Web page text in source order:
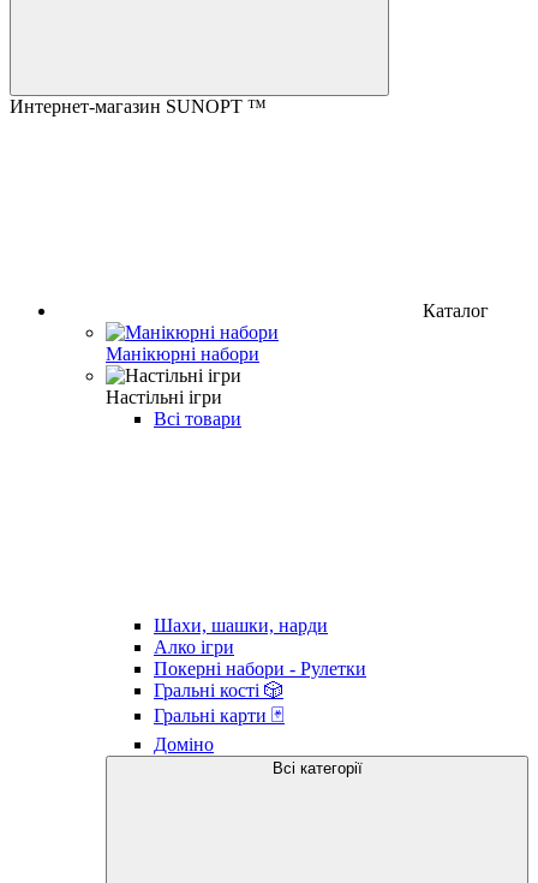
Интернет-магазин SUNOPT ™
Каталог
Манікюрні набори
Настільні ігри
Всі товари
Шахи, шашки, нарди
Алко ігри
Покерні набори - Рулетки
Гральні кості 🎲
Гральні карти 🃏
Доміно
Всі категорії